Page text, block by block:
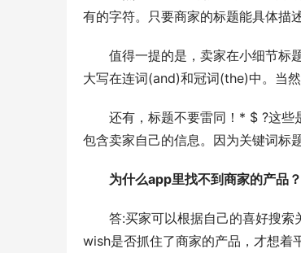
有的字符。只要商家的标题能具体描
值得一提的是，卖家在小细节标
大写在连词(and)和冠词(the)中。当
还有，标题不要雷同！* $ ?这些
包含卖家自己的信息。因为关键词标
为什么app里找不到商家的产品？
答:买家可以根据自己的喜好搜
wish是否抓住了商家的产品，才想着